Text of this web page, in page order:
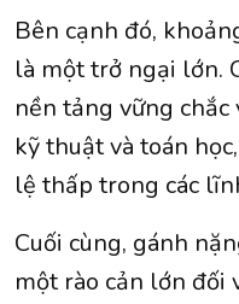
Bên cạnh đó,
là một trở ngại lớn.
nền tảng vững chắc
kỹ thuật và toán
lệ thấp trong các
Cuối cùng, gánh
một rào cản lớn đối